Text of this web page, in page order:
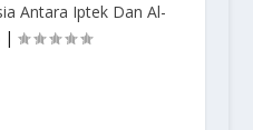
Antara Iptek Dan Al-
|